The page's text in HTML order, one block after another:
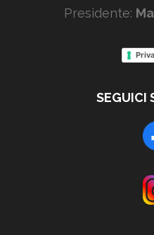
Presidente:
SEGUICI